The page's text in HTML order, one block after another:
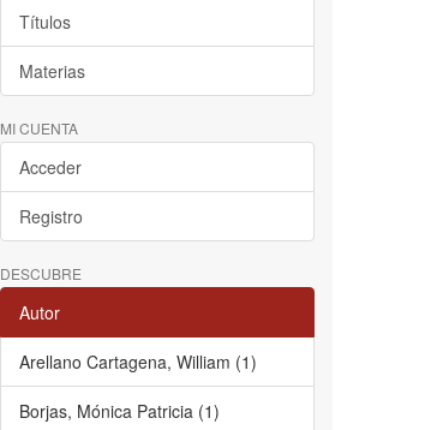
Títulos
Materias
MI CUENTA
Acceder
Registro
DESCUBRE
Autor
Arellano Cartagena, William (1)
Borjas, Mónica Patricia (1)